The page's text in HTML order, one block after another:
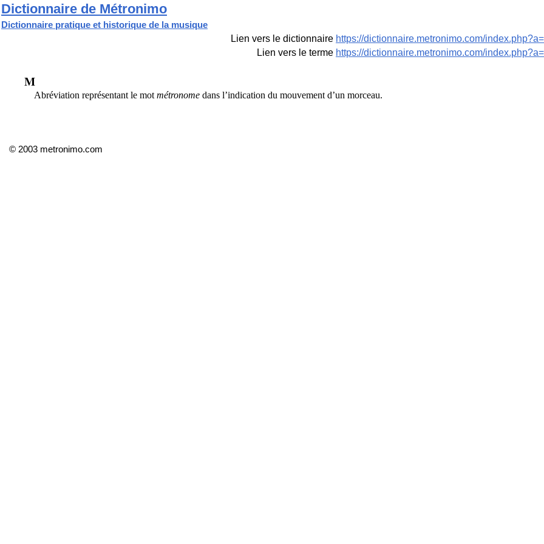
Dictionnaire de Métronimo
Dictionnaire pratique et historique de la musique
Lien vers le dictionnaire https://dictionnaire.metronimo.com/
Lien vers le terme https://dictionnaire.metronimo.com/
M
Abréviation représentant le motmétronome dans l’indication du mouvement d’un morceau.
© 2003 metronimo.com